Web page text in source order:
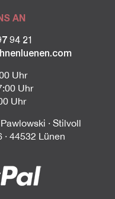
AN
94 21
Uhr
Uhr
Uhr
· Stilvoll
· 44532 Lünen